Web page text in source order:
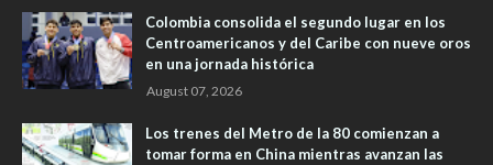
Colombia consolida el segundo lugar en los
Centroamericanos y del Caribe con nueve oros
en una jornada histórica
August 07, 2026
Los trenes del Metro de la 80 comienzan a
tomar forma en China mientras avanzan las